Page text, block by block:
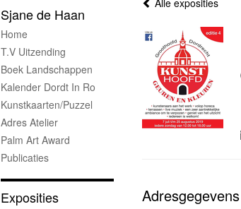
Alle exposities
Adresgegevens
Sjane de Haan
Home
T.v Uitzending
Boek Landschappen
Kalender Dordt In Ro
Kunstkaarten/puzzel
Adres Atelier
Palm Art Award
Publicaties
Exposities